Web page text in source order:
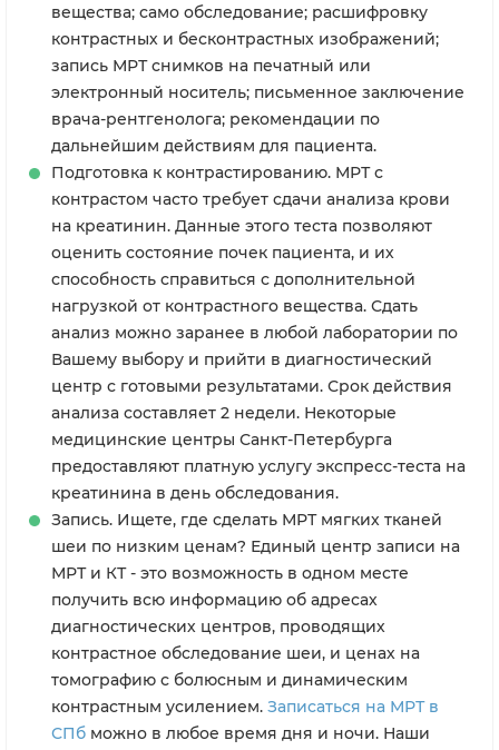
вещества; само обследование; расшифровку
контрастных и бесконтрастных изображений;
запись МРТ снимков на печатный или
электронный носитель; письменное заключение
врача-рентгенолога; рекомендации по
дальнейшим действиям для пациента.
Подготовка к контрастированию. МРТ с
контрастом часто требует сдачи анализа крови
на креатинин. Данные этого теста позволяют
оценить состояние почек пациента, и их
способность справиться с дополнительной
нагрузкой от контрастного вещества. Сдать
анализ можно заранее в любой лаборатории по
Вашему выбору и прийти в диагностический
центр с готовыми результатами. Срок действия
анализа составляет 2 недели. Некоторые
медицинские центры Санкт-Петербурга
предоставляют платную услугу экспресс-теста на
креатинина в день обследования.
Запись. Ищете, где сделать МРТ мягких тканей
шеи по низким ценам? Единый центр записи на
МРТ и КТ - это возможность в одном месте
получить всю информацию об адресах
диагностических центров, проводящих
контрастное обследование шеи, и ценах на
томографию с болюсным и динамическим
контрастным усилением. Записаться на МРТ в
СПб можно в любое время дня и ночи. Наши